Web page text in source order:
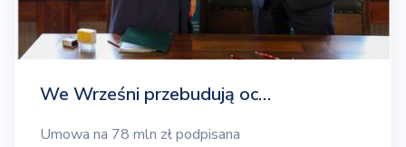
We Wrześni przebudują oc…
Umowa na 78 mln zł podpisana